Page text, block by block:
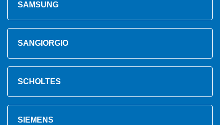
SAMSUNG
SANGIORGIO
SCHOLTES
SIEMENS